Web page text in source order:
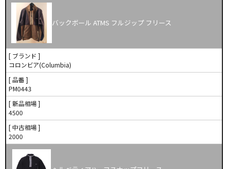
バックボール ATMS フルジップ フリース
[ ブランド ]
コロンビア(Columbia)
[ 品番 ]
PM0443
[ 新品相場 ]
4500
[ 中古相場 ]
2000